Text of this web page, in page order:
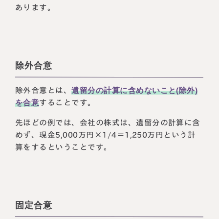
あります。
除外合意
除外合意とは、遺留分の計算に含めないこと(除外)
を合意することです。
先ほどの例では、会社の株式は、遺留分の計算に含
めず、現金5,000万円×1/4＝1,250万円という計
算をするということです。
固定合意